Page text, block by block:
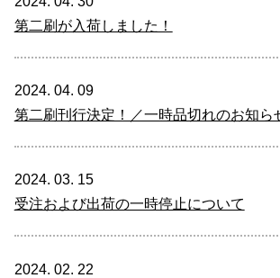
第二刷が入荷しました！
2024. 04. 09
第二刷刊行決定！／一時品切れのお知ら
2024. 03. 15
受注および出荷の一時停止について
2024. 02. 22